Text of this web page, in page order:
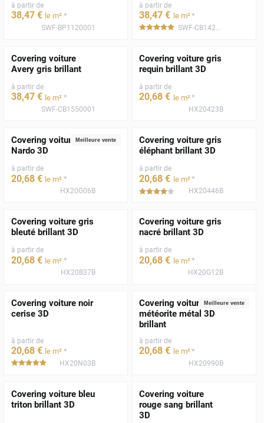
à partir de
38,47 € le m² *
SWF-BP1120001
à partir de
38,47 € le m²*
*****
Covering voiture
Avery gris brillant
à partir de
38,47 € le m² *
SWF-CB1550001
Covering voiture gris
requin brillant 3D
à partir de
20,68 € le m²*
HX20423B
Meilleure vente
Covering voiture gris
Nardo 3D
à partir de
20,68 € le m² *
HX20G06B
Covering voiture gris
éléphant brillant 3D
à partir de
20,68 € le m²*
***** HX20446B
Covering voiture gris
bleuté brillant 3D
à partir de
20,68 € le m² *
HX20B37B
Covering voiture gris
nacré brillant 3D
à partir de
20,68 € le m²*
HX20G12B
Covering voiture noir
cerise 3D
à partir de
20,68 € le m² *
*****HX20N03B
Meilleure vente
Covering voiture gris
météorite métal 3D
brillant
à partir de
20,68 € le m²*
HX20990B
Covering voiture bleu
triton brillant 3D
Covering voiture
rouge sang brillant
3D